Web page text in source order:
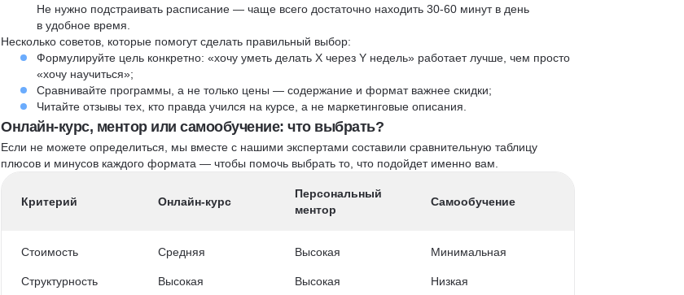
Не нужно подстраивать расписание — чаще всего достаточно находить 30-60 минут в день
в удобное время.
Несколько советов, которые помогут сделать правильный выбор:
Формулируйте цель конкретно: «хочу уметь делать X через Y недель» работает лучше, чем просто
«хочу научиться»;
Сравнивайте программы, а не только цены — содержание и формат важнее скидки;
Читайте отзывы тех, кто правда учился на курсе, а не маркетинговые описания.
Онлайн-курс, ментор или самообучение: что выбрать?
Если не можете определиться, мы вместе с нашими экспертами составили сравнительную таблицу
плюсов и минусов каждого формата — чтобы помочь выбрать то, что подойдет именно вам.
Критерий Онлайн-курс
Персональный
ментор
Самообучение
Стоимость Средняя Высокая Минимальная
Структурность Высокая Высокая Низкая